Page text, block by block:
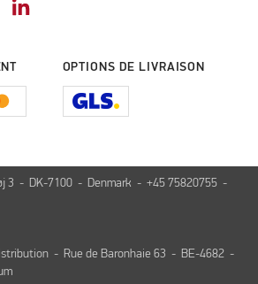
OPTIONS DE LIVRAISON
3 - DK-7100 - Denmark - +45 75820755 -
- Rue de Baronhaie 63 - BE-4682 -